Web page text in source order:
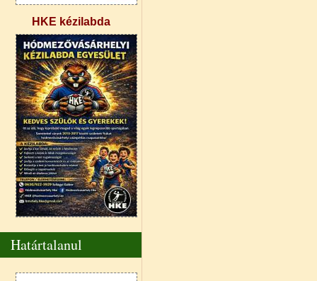
HKE kézilabda
Határtalanul